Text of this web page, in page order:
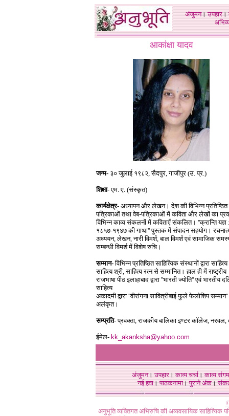
अंजुमन।उपहार।
आकांक्षा यादव
जन्म- ३० जुलाई १९८२, सैदपुर, गाजीपुर (उ. प्र.)
शिक्षा-एम. ए. (संस्कृत)
कार्यक्षेत्र- अध्यापन और लेखन। देश की विभिन्न प्रतिष्ठित
पत्रिकाओं तथा वेब-पत्रिकाओं में कविता और लेखों का
विभिन्न काव्य संकलनों में कविताएँ संकलित। ''क्रान्ति यज्ञ
१८५७-१९४७ की गाथा'' पुस्तक में संपादन सहयोग।
अध्ययन, लेखन, नारी विमर्श, बाल विमर्श एवं सामाजिक
सम्बन्धी विमर्श में विशेष रुचि।
सम्मान-विभिन्न प्रतिष्ठित साहित्यिक संस्थानों द्वारा
साहित्य श्री, साहित्य रत्न से सम्मानित। हाल ही में राष्ट्रीय
राजभाषा पीठ इलाहाबाद द्वारा ''भारती ज्योति'' एवं भारतीय
साहित्य
अकादमी द्वारा ''वीरांगना सावित्रीबाई फुले फेलोशिप
अलंकृत।
सम्प्रति-प्रवक्ता, राजकीय बालिका इण्टर कॉलेज, नरवल,
ईमेल- kk_akanksha@yahoo.com
अंजुमन।उपहार।काव्य चर्चा।काव्य संगम
नई हवा। पाठकनामा। पुराने अंक।
अनुभूति व्यक्तिगत अभिरुचि की अव्यवसायिक